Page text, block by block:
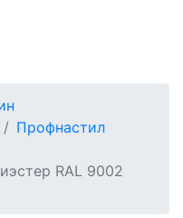
Профнастил
RAL 9002